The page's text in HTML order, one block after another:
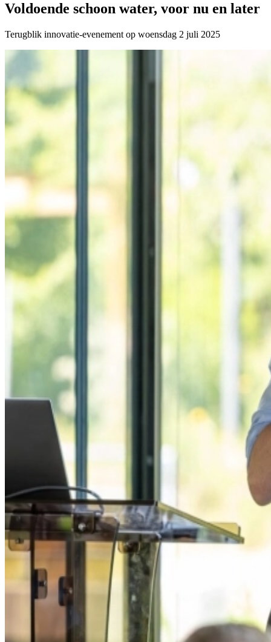
Voldoende schoon water, voor nu en later
Terugblik innovatie-evenement op woensdag 2 juli 2025